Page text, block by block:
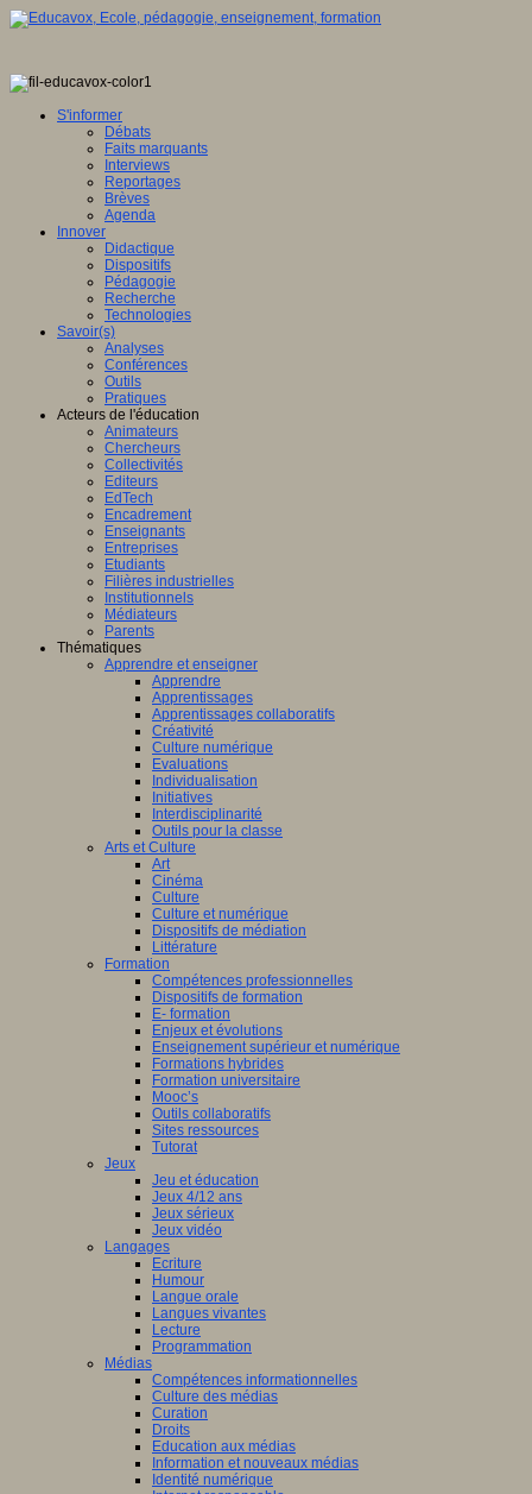
S'informer
Débats
Faits marquants
Interviews
Reportages
Brèves
Agenda
Innover
Didactique
Dispositifs
Pédagogie
Recherche
Technologies
Savoir(s)
Analyses
Conférences
Outils
Pratiques
Acteurs de l'éducation
Animateurs
Chercheurs
Collectivités
Editeurs
EdTech
Encadrement
Enseignants
Entreprises
Etudiants
Filières industrielles
Institutionnels
Médiateurs
Parents
Thématiques
Apprendre et enseigner
Apprendre
Apprentissages
Apprentissages collaboratifs
Créativité
Culture numérique
Evaluations
Individualisation
Initiatives
Interdisciplinarité
Outils pour la classe
Arts et Culture
Art
Cinéma
Culture
Culture et numérique
Dispositifs de médiation
Littérature
Formation
Compétences professionnelles
Dispositifs de formation
E- formation
Enjeux et évolutions
Enseignement supérieur et numérique
Formations hybrides
Formation universitaire
Mooc’s
Outils collaboratifs
Sites ressources
Tutorat
Jeux
Jeu et éducation
Jeux 4/12 ans
Jeux sérieux
Jeux vidéo
Langages
Ecriture
Humour
Langue orale
Langues vivantes
Lecture
Programmation
Médias
Compétences informationnelles
Culture des médias
Curation
Droits
Education aux médias
Information et nouveaux médias
Identité numérique